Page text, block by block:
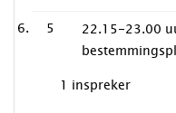
5
22.15-23.00
1 inspreker